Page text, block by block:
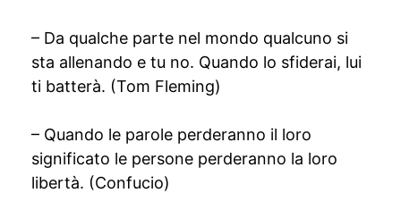
– Da qualche parte nel mondo qualcuno si
sta allenando e tu no. Quando lo sfiderai, lui
ti batterà. (Tom Fleming)
– Quando le parole perderanno il loro
significato le persone perderanno la loro
libertà. (Confucio)